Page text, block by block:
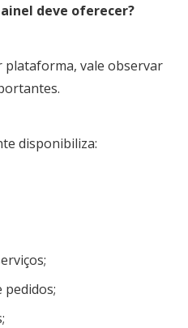
deve oferecer?
plataforma, vale observar
disponibiliza: